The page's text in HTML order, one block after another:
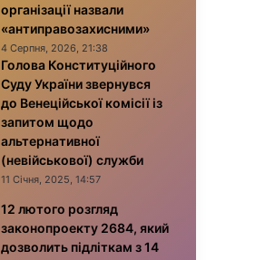
організації назвали
«антиправозахисними»
4 Серпня, 2026, 21:38
Голова Конституційного
Суду України звернувся
до Венеційської комісії із
запитом щодо
альтернативної
(невійськової) служби
11 Січня, 2025, 14:57
12 лютого розгляд
законопроекту 2684, який
дозволить підліткам з 14